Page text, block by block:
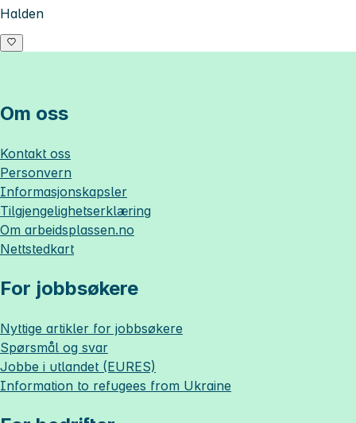
Halden
Om oss
Kontakt oss
Personvern
Informasjonskapsler
Tilgjengelighetserklæring
Om arbeidsplassen.no
Nettstedkart
For jobbsøkere
Nyttige artikler for jobbsøkere
Spørsmål og svar
Jobbe i utlandet (EURES)
Information to refugees from Ukraine